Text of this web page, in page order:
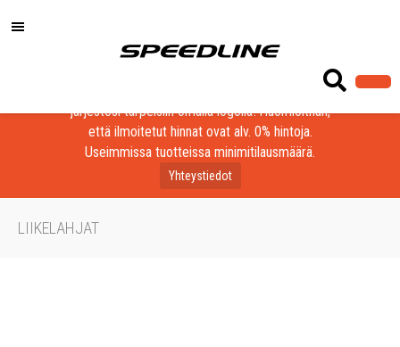
Löydä laadukkaat tuotteet yrityksesi, seurasi tai
järjestösi tarpeisiin omalla logolla! Huomioithan,
että ilmoitetut hinnat ovat alv. 0% hintoja.
Useimmissa tuotteissa minimitilausmäärä.
Yhteystiedot
LIIKELAHJAT